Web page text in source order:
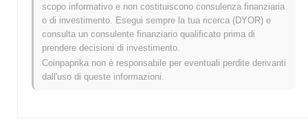
Come si sta comportando Agape rispetto al
mercato crypto più ampio?
Negli ultimi 7 giorni, Agape ha guadagnato
sottoperformando il mercato crypto complessivo che ha registrato
un guadagno del0.11%. Ciò indica un ritardo temporaneo
nell'azione del prezzo di AGP rispetto allo slancio del mercato più
scopo informativo e non costituiscono consulenza finanziaria
o di investimento. Esegui sempre la tua ricerca (DYOR) e
consulta un consulente finanziario qualificato prima di
prendere decisioni di investimento.
Coinpaprika non è responsabile per eventuali perdite derivanti
dall'uso di queste informazioni.